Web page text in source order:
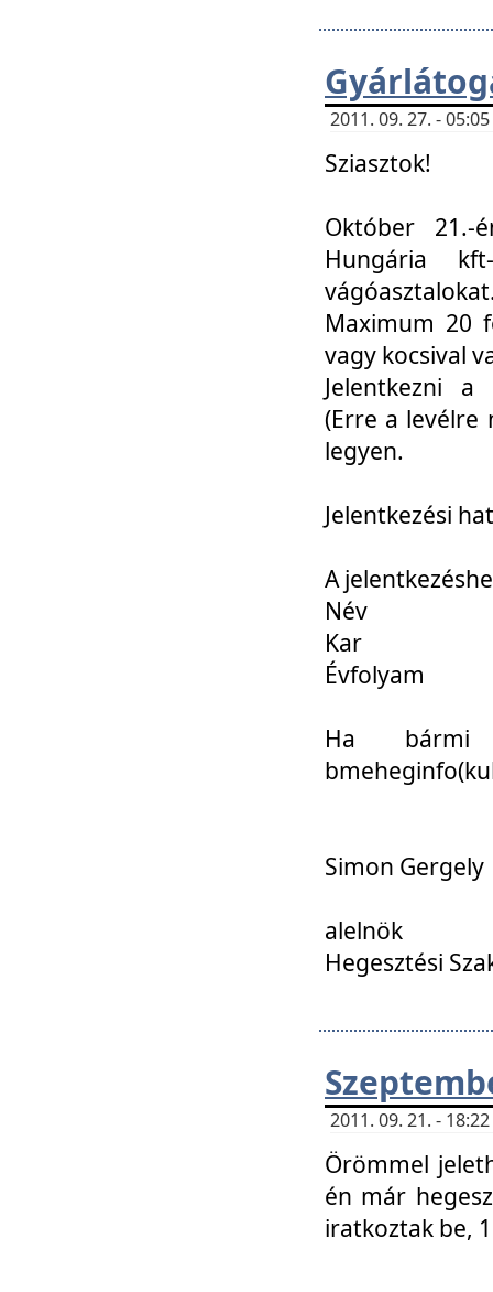
2011. 09. 27. -
Sziasztok!
Október 21.-
Hungária
Maximum 20
vagy kocsival
Jelentkezni a
(Erre a levélre
legyen.
Jelentkezési
A
Név
Kar
Évfolyam
Ha
Simon Gergely
alelnök
Hegesztési
2011. 09. 21. -
Örömmel
én már
iratkoztak be,